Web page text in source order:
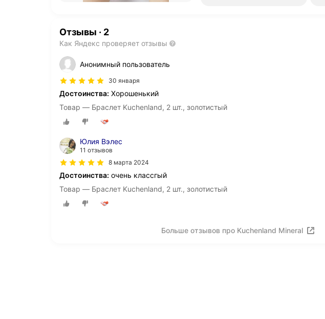
Отзывы · 2
Как Яндекс проверяет отзывы
Анонимный пользователь
30 января
Достоинства: Хорошенький
Товар — Браслет Kuchenland, 2 шт., золотистый
Юлия Вэлес
11 отзывов
8 марта 2024
Достоинства: очень классгый
Товар — Браслет Kuchenland, 2 шт., золотистый
Больше отзывов про Kuchenland Mineral